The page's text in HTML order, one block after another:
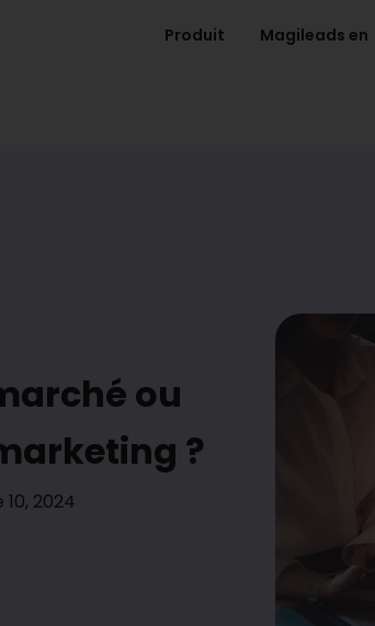
Produit Magileads en
ou
?
2024